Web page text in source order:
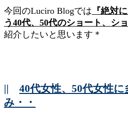
今回のLuciro Blogでは 『絶対
う40代、50代のショート、シ
紹介したいと思います＊
|| 40代女性、50代女性
み・・